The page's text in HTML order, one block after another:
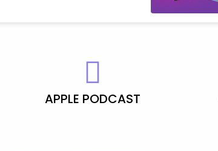
APPLE PODCAST